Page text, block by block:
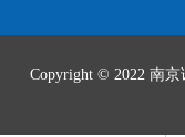
Copyright © 2022 南京